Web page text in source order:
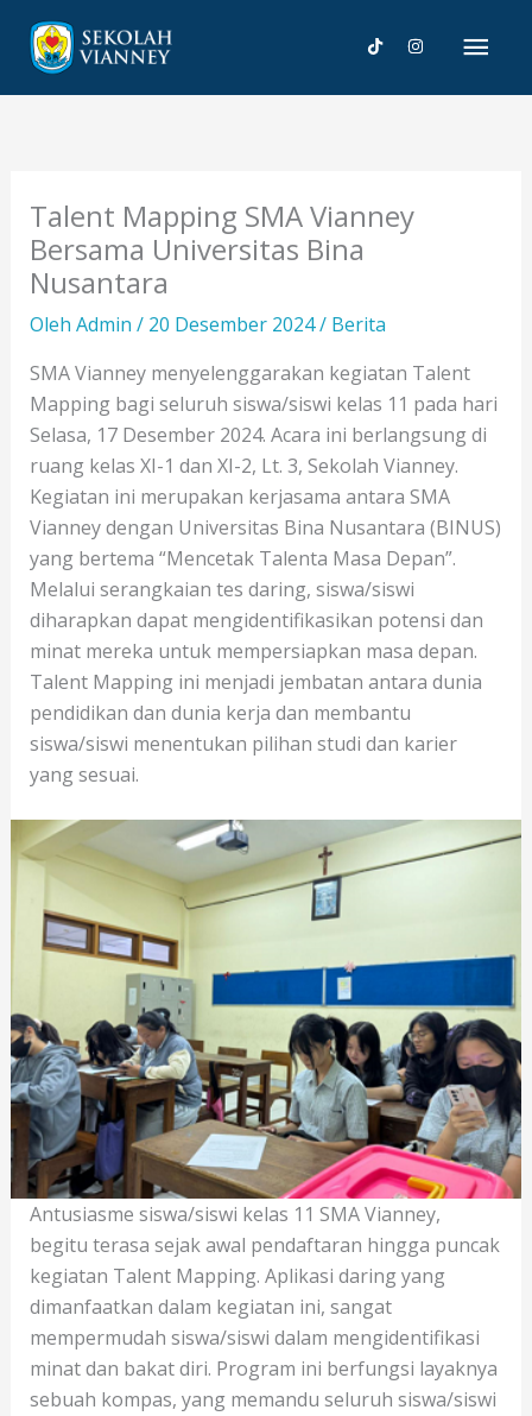
konten
Talent Mapping SMA Vianney
Bersama Universitas Bina
Nusantara
Oleh Admin / 20 Desember 2024/ Berita
SMA Vianney menyelenggarakan kegiatan Talent
Mapping bagi seluruh siswa/siswi kelas 11 pada hari
Selasa, 17 Desember 2024. Acara ini berlangsung di
ruang kelas XI-1 dan XI-2, Lt. 3, Sekolah Vianney.
Kegiatan ini merupakan kerjasama antara SMA
Vianney dengan Universitas Bina Nusantara (BINUS)
yang bertema “Mencetak Talenta Masa Depan”.
Melalui serangkaian tes daring, siswa/siswi
diharapkan dapat mengidentifikasikan potensi dan
minat mereka untuk mempersiapkan masa depan.
Talent Mapping ini menjadi jembatan antara dunia
pendidikan dan dunia kerja dan membantu
siswa/siswi menentukan pilihan studi dan karier
yang sesuai.
Antusiasme siswa/siswi kelas 11 SMA Vianney,
begitu terasa sejak awal pendaftaran hingga puncak
kegiatan Talent Mapping. Aplikasi daring yang
dimanfaatkan dalam kegiatan ini, sangat
mempermudah siswa/siswi dalam mengidentifikasi
minat dan bakat diri. Program ini berfungsi layaknya
sebuah kompas, yang memandu seluruh siswa/siswi